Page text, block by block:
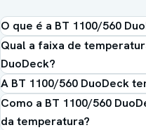
O que é a BT 1100/560
Qual a faixa de
DuoDeck?
A BT 1100/560 DuoDeck
Como a BT 1100/560
da temperatura?